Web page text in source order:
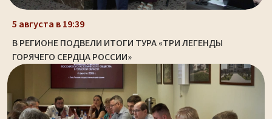
5 августа в 19:39
В РЕГИОНЕ ПОДВЕЛИ ИТОГИ ТУРА «ТРИ ЛЕГЕНДЫ
ГОРЯЧЕГО СЕРДЦА РОССИИ»